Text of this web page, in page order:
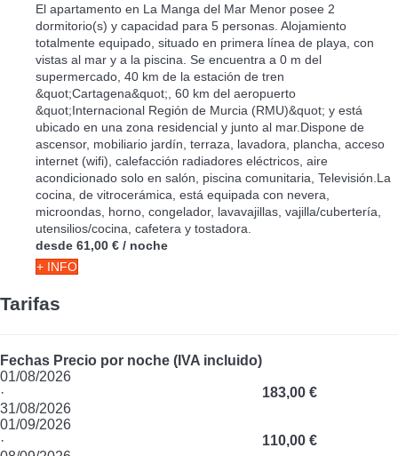
El apartamento en La Manga del Mar Menor posee 2
dormitorio(s) y capacidad para 5 personas. Alojamiento
totalmente equipado, situado en primera línea de playa, con
vistas al mar y a la piscina. Se encuentra a 0 m del
supermercado, 40 km de la estación de tren
&quot;Cartagena&quot;, 60 km del aeropuerto
&quot;Internacional Región de Murcia (RMU)&quot; y está
ubicado en una zona residencial y junto al mar.Dispone de
ascensor, mobiliario jardín, terraza, lavadora, plancha, acceso
internet (wifi), calefacción radiadores eléctricos, aire
acondicionado solo en salón, piscina comunitaria, Televisión.La
cocina, de vitrocerámica, está equipada con nevera,
microondas, horno, congelador, lavavajillas, vajilla/cubertería,
utensilios/cocina, cafetera y tostadora.
desde 61,00 € / noche
+ INFO
Tarifas
Fechas Precio por noche (IVA incluido)
01/08/2026
·
31/08/2026
183,00 €
01/09/2026
·
110,00 €